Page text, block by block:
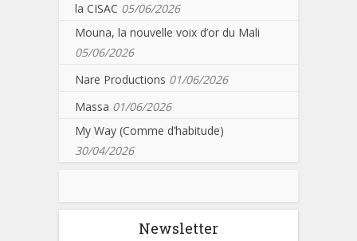
la CISAC 05/06/2026
Mouna, la nouvelle voix d’or du Mali
05/06/2026
Nare Productions 01/06/2026
Massa 01/06/2026
My Way (Comme d’habitude)
30/04/2026
Newsletter